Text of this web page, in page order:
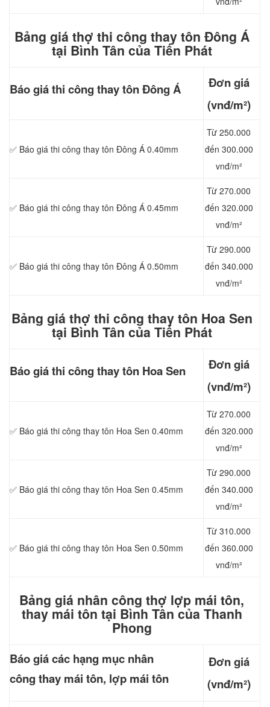
Bảng giá thợ thi công thay tôn Đông Á
tại Bình Tân của Tiến Phát
Báo giá thi công thay tôn Đông Á
Đơn giá
(vnđ/m²)
✅ Báo giá thi công thay tôn Đông Á 0.40mm
Từ 250.000
đến 300.000
vnđ/m²
✅ Báo giá thi công thay tôn Đông Á 0.45mm
Từ 270.000
đến 320.000
vnđ/m²
✅ Báo giá thi công thay tôn Đông Á 0.50mm
Từ 290.000
đến 340.000
vnđ/m²
Bảng giá thợ thi công thay tôn Hoa Sen
tại Bình Tân của Tiến Phát
Báo giá thi công thay tôn Hoa Sen
Đơn giá
(vnđ/m²)
✅ Báo giá thi công thay tôn Hoa Sen 0.40mm
Từ 270.000
đến 320.000
vnđ/m²
✅ Báo giá thi công thay tôn Hoa Sen 0.45mm
Từ 290.000
đến 340.000
vnđ/m²
✅ Báo giá thi công thay tôn Hoa Sen 0.50mm
Từ 310.000
đến 360.000
vnđ/m²
Bảng giá nhân công thợ lợp mái tôn,
thay mái tôn tại Bình Tân của Thanh
Phong
Báo giá các hạng mục nhân
công thay mái tôn, lợp mái tôn
Đơn giá
(vnđ/m²)